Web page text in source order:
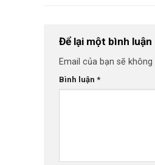
Để lại một bình luận
Email của bạn sẽ
Bình luận *